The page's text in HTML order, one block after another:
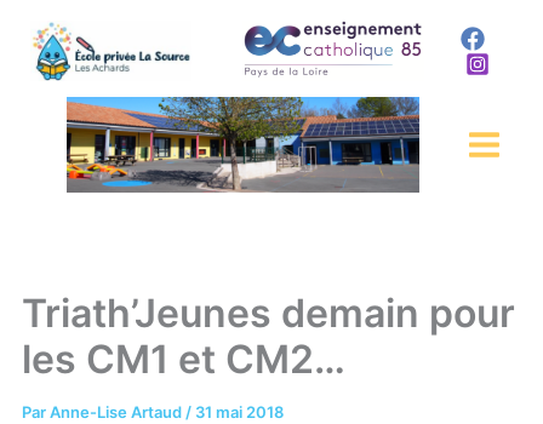
contenu
Triath’Jeunes demain pour
les CM1 et CM2…
ParAnne-Lise Artaud / 31 mai 2018